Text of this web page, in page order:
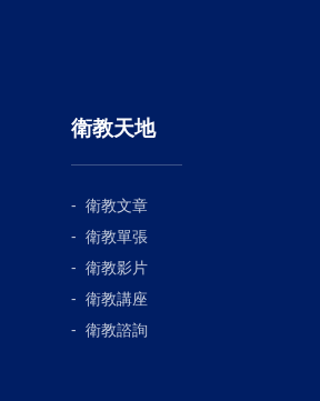
衛教天地
衛教文章
衛教單張
衛教影片
衛教講座
衛教諮詢